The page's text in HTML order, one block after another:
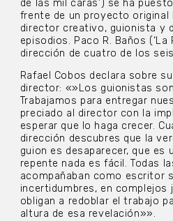
de las mil caras’) se ha
frente de un proyecto original
director creativo, guionista y
episodios. Paco R. Baños (‘La
dirección de cuatro de los
Rafael Cobos declara sobre
director: «»Los guionistas
Trabajamos para entregar
preciado al director con la
esperar que lo haga crecer.
dirección descubres que la
guion es desaparecer, que es
repente nada es fácil. Todas
acompañaban como escritor
incertidumbres, en complejos
obligan a redoblar el trabajo
altura de esa revelación»».